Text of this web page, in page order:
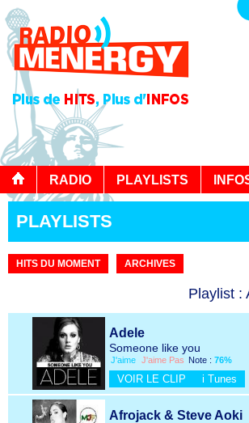
RADIO PLAYLISTS
PLAYLISTS
HITS DU MOMENT ARCHIVES
Playlist :
Adele
Someone like you
J'aime J'aime Pas Note : 76%
VOIR LE CLIP i Tunes
Afrojack & Steve Aoki